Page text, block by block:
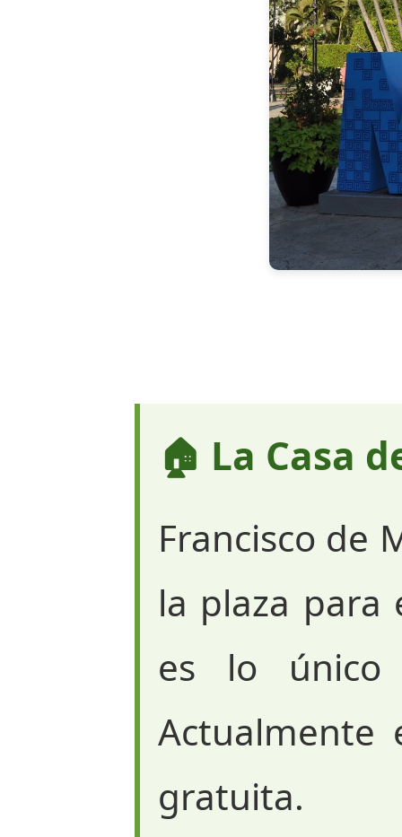
🏠 La Casa
Francisco de
la plaza para
es lo único
gratuita.